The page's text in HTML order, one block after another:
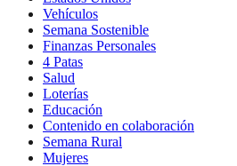
Vehículos
Semana Sostenible
Finanzas Personales
4 Patas
Salud
Loterías
Educación
Contenido en colaboración
Semana Rural
Mujeres